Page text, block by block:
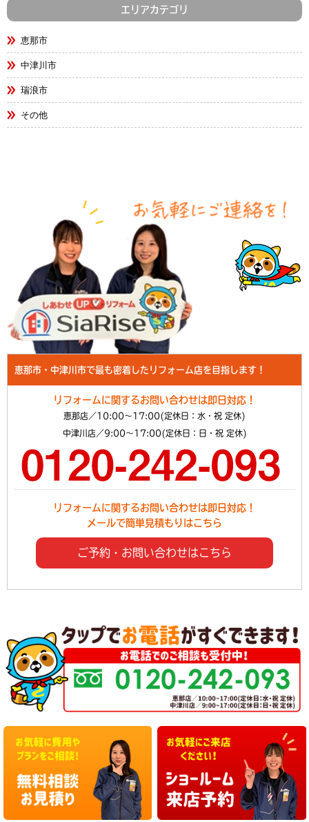
エリアカテゴリ
恵那市
中津川市
瑞浪市
その他
恵那市・中津川市で最も密着したリフォーム店を目指します！
リフォームに関するお問い合わせは即日対応！
恵那店／10:00～17:00(定休日：水・祝 定休)
中津川店／9:00～17:00(定休日：日・祝 定休)
リフォームに関するお問い合わせは即日対応！
メールで簡単見積もりはこちら
ご予約・お問い合わせはこちら